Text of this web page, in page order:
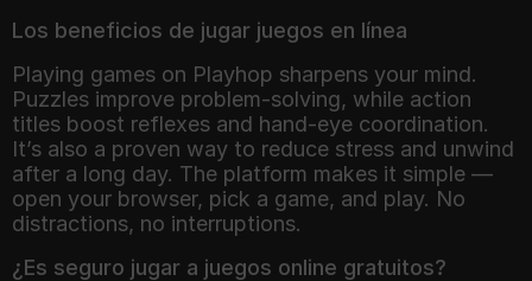
Los beneficios de jugar juegos en línea
Playing games on Playhop sharpens your mind.
Puzzles improve problem-solving, while action
titles boost reflexes and hand-eye coordination.
It’s also a proven way to reduce stress and unwind
after a long day. The platform makes it simple —
open your browser, pick a game, and play. No
distractions, no interruptions.
¿Es seguro jugar a juegos online gratuitos?